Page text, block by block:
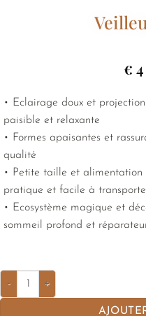
€
• Eclairage doux et
paisible et relaxante
• Formes apaisantes et
qualité
• Petite taille et
pratique et facile à
• Ecosystème magique et
sommeil profond et